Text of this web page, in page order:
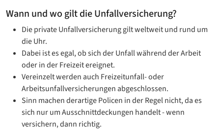
Wann und wo gilt die Unfallversicherung?
Die private Unfallversicherung gilt weltweit und rund um
die Uhr.
Dabei ist es egal, ob sich der Unfall während der Arbeit
oder in der Freizeit ereignet.
Vereinzelt werden auch Freizeitunfall- oder
Arbeitsunfallversicherungen abgeschlossen.
Sinn machen derartige Policen in der Regel nicht, da es
sich nur um Ausschnittdeckungen handelt - wenn
versichern, dann richtig.